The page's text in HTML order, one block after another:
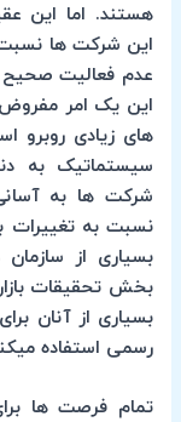
هستند. اما این
این شرکت ها
عدم فعالیت صحیح
این یک امر
های زیادی روبرو
سیستماتیک به
شرکت ها به
نسبت به تغییرات
بسیاری از
بخش تحقیقات
بسیاری از آنان
رسمی استفاده
تمام فرصت ها